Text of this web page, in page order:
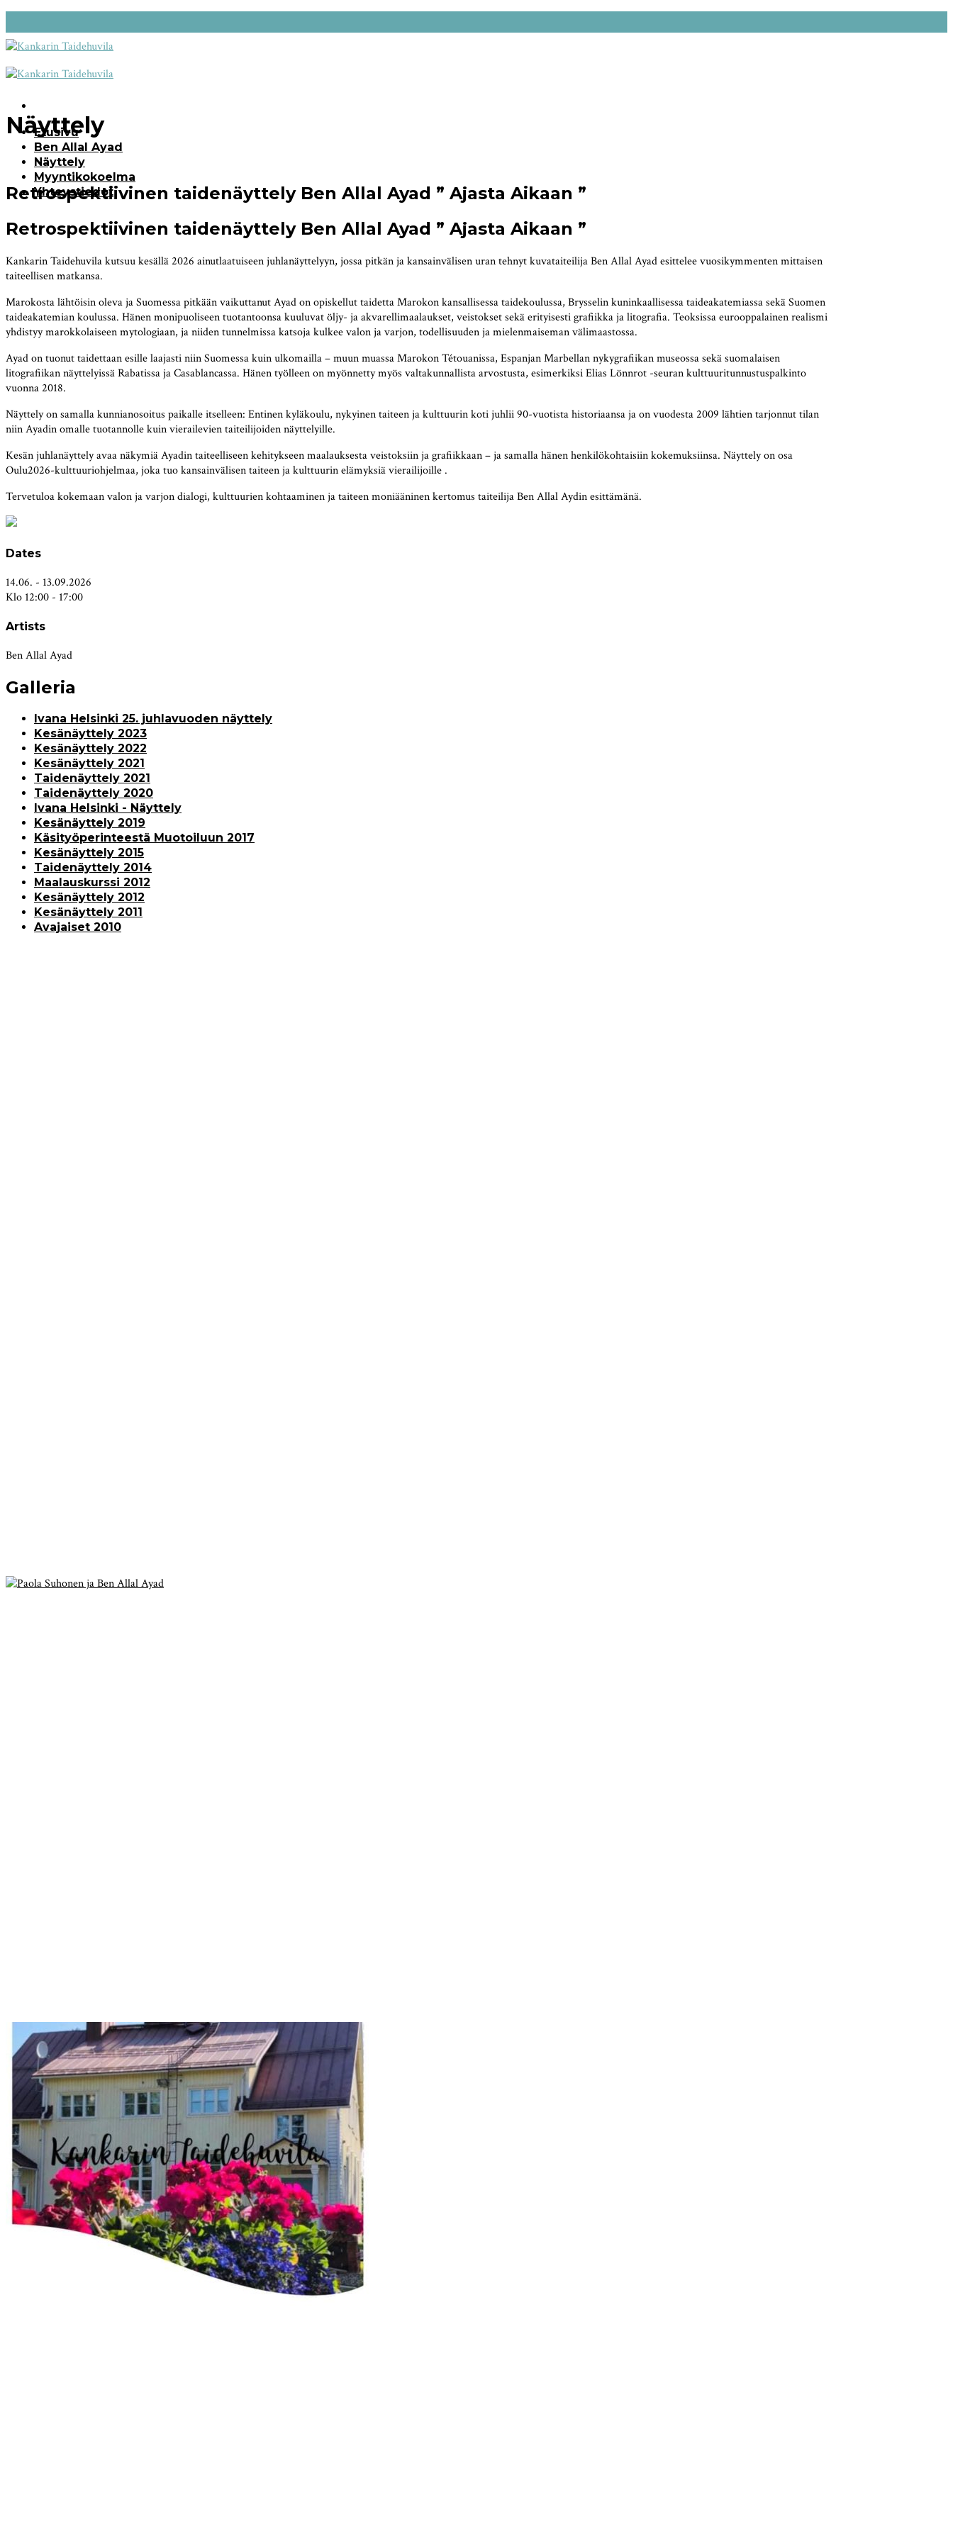
to
content
Etusivu
Ben Allal Ayad
Näyttely
Myyntikokoelma
Yhteystiedot
Näyttely
Retrospektiivinen taidenäyttely Ben Allal Ayad ” Ajasta Aikaan ”
Retrospektiivinen taidenäyttely Ben Allal Ayad ” Ajasta Aikaan ”
Kankarin Taidehuvila kutsuu kesällä 2026 ainutlaatuiseen juhlanäyttelyyn, jossa pitkän ja kansainvälisen uran tehnyt kuvataiteilija Ben Allal Ayad esittelee vuosikymmenten mittaisen
taiteellisen matkansa.
Marokosta lähtöisin oleva ja Suomessa pitkään vaikuttanut Ayad on opiskellut taidetta Marokon kansallisessa taidekoulussa, Brysselin kuninkaallisessa taideakatemiassa sekä Suomen
taideakatemian koulussa. Hänen monipuoliseen tuotantoonsa kuuluvat öljy- ja akvarellimaalaukset, veistokset sekä erityisesti grafiikka ja litografia. Teoksissa eurooppalainen realismi
yhdistyy marokkolaiseen mytologiaan, ja niiden tunnelmissa katsoja kulkee valon ja varjon, todellisuuden ja mielenmaiseman välimaastossa.
Ayad on tuonut taidettaan esille laajasti niin Suomessa kuin ulkomailla – muun muassa Marokon Tétouanissa, Espanjan Marbellan nykygrafiikan museossa sekä suomalaisen
litografiikan näyttelyissä Rabatissa ja Casablancassa. Hänen työlleen on myönnetty myös valtakunnallista arvostusta, esimerkiksi Elias Lönnrot -seuran kulttuuritunnustuspalkinto
vuonna 2018.
Näyttely on samalla kunnianosoitus paikalle itselleen: Entinen kyläkoulu, nykyinen taiteen ja kulttuurin koti juhlii 90-vuotista historiaansa ja on vuodesta 2009 lähtien tarjonnut tilan
niin Ayadin omalle tuotannolle kuin vierailevien taiteilijoiden näyttelyille.
Kesän juhlanäyttely avaa näkymiä Ayadin taiteelliseen kehitykseen maalauksesta veistoksiin ja grafiikkaan – ja samalla hänen henkilökohtaisiin kokemuksiinsa. Näyttely on osa
Oulu2026-kulttuuriohjelmaa, joka tuo kansainvälisen taiteen ja kulttuurin elämyksiä vierailijoille .
Tervetuloa kokemaan valon ja varjon dialogi, kulttuurien kohtaaminen ja taiteen moniääninen kertomus taiteilija Ben Allal Aydin esittämänä.
Dates
14.06. - 13.09.2026
Klo 12:00 - 17:00
Artists
Ben Allal Ayad
Galleria
Ivana Helsinki 25. juhlavuoden näyttely
Kesänäyttely 2023
Kesänäyttely 2022
Kesänäyttely 2021
Taidenäyttely 2021
Taidenäyttely 2020
Ivana Helsinki - Näyttely
Kesänäyttely 2019
Käsityöperinteestä Muotoiluun 2017
Kesänäyttely 2015
Taidenäyttely 2014
Maalauskurssi 2012
Kesänäyttely 2012
Kesänäyttely 2011
Avajaiset 2010